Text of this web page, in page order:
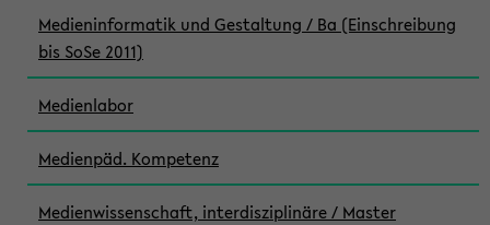
Medieninformatik und Gestaltung / Ba (Einschreibung
bis SoSe 2011)
Medienlabor
Medienpäd. Kompetenz
Medienwissenschaft, interdisziplinäre / Master